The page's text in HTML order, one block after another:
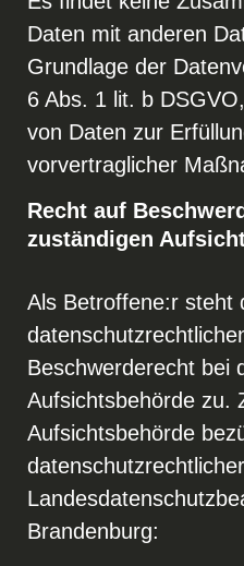
Daten mit anderen
Grundlage der
6 Abs. 1 lit. b
von Daten zur
vorvertraglicher
Recht auf
zuständigen
Als Betroffene:r steht
Beschwerderecht bei
Aufsichtsbehörde zu.
Aufsichtsbehörde
Brandenburg: